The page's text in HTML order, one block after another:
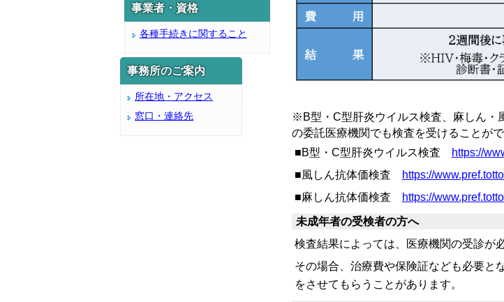
事業者・資格
各種手続きに関すること
事務所のご案内
所在地・アクセス
窓口・連絡先
※B型・C型肝炎ウイルス検査、麻しん・
の委託医療機関でも検査を受けることがで
■B型・C型肝炎ウイルス検査
https://
■風しん抗体価検査
https://
■麻しん抗体価検査
https://
未成年者の受検者の方へ
検査結果によっては、医療機関の受診が
その場合、治療費や保険証なども必要と
をさせてもらうことがあります。